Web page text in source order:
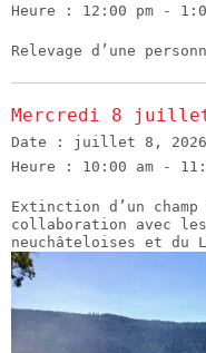
Heure : 12:00 pm -
Relevage d’une
Mercredi 8 juillet
Date : juillet 8, 2026
Heure : 10:00 am -
Extinction d’un
collaboration avec les
neuchâteloises et du